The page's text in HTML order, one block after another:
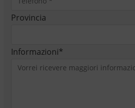
Provincia
Informazioni*